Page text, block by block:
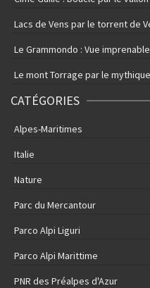
Lacs de Vens par le torrent de
Le Grammondo : Vue
Le mont Torrage par le
CATÉGORIES
Alpes-Maritimes
Italie
Nature
Parc du Mercantour
Parco Alpi Liguri
Parco Alpi Marittime
PNR des Préalpes d'Azur